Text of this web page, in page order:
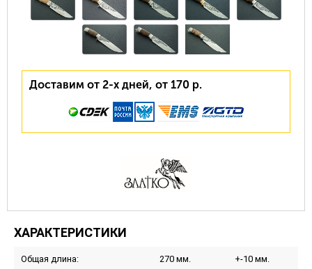
Доставим от 2-х дней, от 170 р.
ХАРАКТЕРИСТИКИ
Общая длина: 270 мм. +-10 мм.